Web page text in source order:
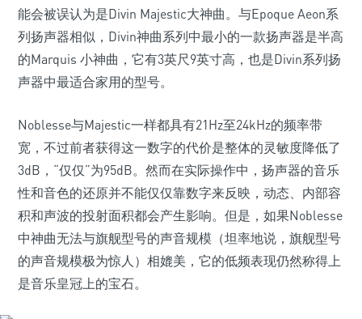
能会被误认为是Divin Majestic大神曲。与Epoque Aeon系
列扬声器相似，Divin神曲系列中最小的一款扬声器是半高
的Marquis 小神曲，它有3英尺9英寸高，也是Divin系列扬
声器中最适合家用的型号。
Noblesse与Majestic一样都具有21Hz至24kHz的频率带
宽，不过前者获得这一数字的代价是整体的灵敏度降低了
3dB，“仅仅”为95dB。然而在实际操作中，扬声器的音乐
性和音色的还原并不能仅仅靠数字来反映，动态、内部容
积和声波的投射面积都会产生影响。但是，如果Noblesse
中神曲无法与旗舰型号的声音规模（坦率地说，旗舰型号
的声音规模极为惊人）相媲美，它的低频表现仍然称得上
是音乐皇冠上的宝石。